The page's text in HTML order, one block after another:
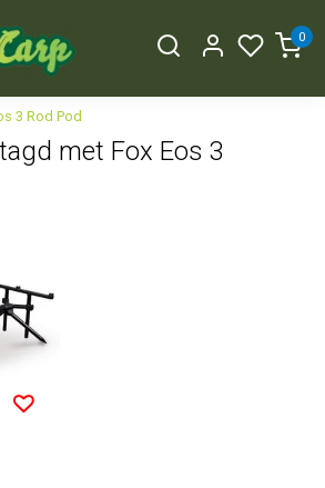
0
3 Rod Pod
met Fox Eos 3